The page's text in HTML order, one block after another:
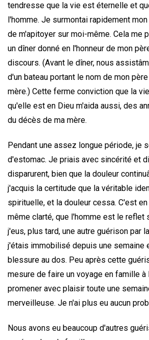
tendresse que la vie est éternelle et
l'homme. Je surmontai rapidement
de m'apitoyer sur moi-même. Cela me
un dîner donné en l'honneur de mon
discours. (Avant le dîner, nous
d'un bateau portant le nom de mon
mère.) Cette ferme conviction que la
qu'elle est en Dieu m'aida aussi, des
du décès de ma mère.
Pendant une assez longue période, je
d'estomac. Je priais avec sincérité et
disparurent, bien que la douleur
j'acquis la certitude que la véritable
spirituelle, et la douleur cessa. C'est
même clarté, que l'homme est le reflet
j'eus, plus tard, une autre guérison par
j'étais immobilisé depuis une semaine
blessure au dos. Peu après cette
mesure de faire un voyage en famille
promener avec plaisir toute une
merveilleuse. Je n'ai plus eu aucun
Nous avons eu beaucoup d'autres